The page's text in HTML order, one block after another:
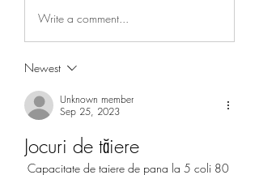
Write a comment...
Newest
Unknown member
Sep 25, 2023
Jocuri de tăiere